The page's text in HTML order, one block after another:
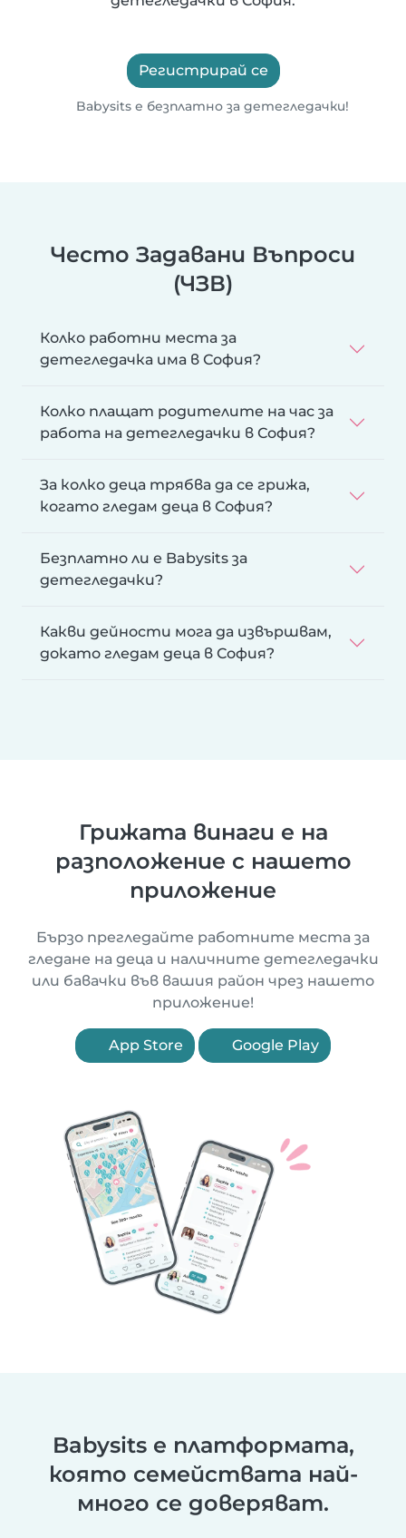
Регистрирай се
Babysits е безплатно за детегледачки!
Често Задавани Въпроси
(ЧЗВ)
Колко работни места за
детегледачка има в София?
Колко плащат родителите на час за
работа на детегледачки в София?
За колко деца трябва да се грижа,
когато гледам деца в София?
Безплатно ли е Babysits за
детегледачки?
Какви дейности мога да извършвам,
докато гледам деца в София?
Грижата винаги е на
разположение с нашето
приложение
Бързо прегледайте работните места за
гледане на деца и наличните детегледачки
или бавачки във вашия район чрез нашето
приложение!
App Store Google Play
Babysits е платформата,
която семействата най-
много се доверяват.